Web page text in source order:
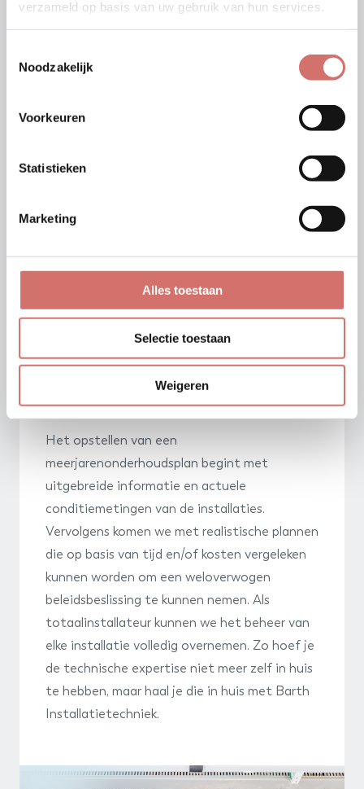
verzameld op basis van uw gebruik van hun services.
Noodzakelijk
Voorkeuren
Statistieken
Marketing
Alles toestaan
Selectie toestaan
Weigeren
diepgaand onderzoek naar de staat van de
gemaakt worden om de kosten te kunnen
GEBOUWENBEHEER / MJOP
Het opstellen van een
meerjarenonderhoudsplan begint met
uitgebreide informatie en actuele
conditiemetingen van de installaties.
Vervolgens komen we met realistische plannen
die op basis van tijd en/of kosten vergeleken
kunnen worden om een weloverwogen
beleidsbeslissing te kunnen nemen. Als
totaalinstallateur kunnen we het beheer van
elke installatie volledig overnemen. Zo hoef je
de technische expertise niet meer zelf in huis
te hebben, maar haal je die in huis met Barth
Installatietechniek.